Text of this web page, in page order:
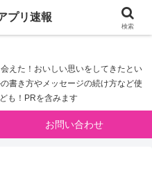
プリ速報
えた！おいしい思いをしてきたとい
書き方やメッセージの続け方など使
も！PRを含みます
お問い合わせ
プリ速報
検索